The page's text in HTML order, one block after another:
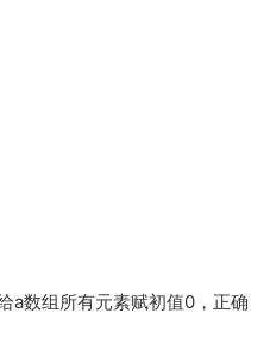
a数组所有元素赋初值0，正确